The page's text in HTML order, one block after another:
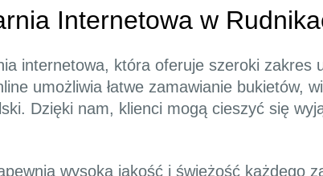
Internetowa w
internetowa, która oferuje szeroki zakres
umożliwia łatwe zamawianie bukietów,
Dzięki nam, klienci mogą cieszyć się
wysoką jakość i świeżość każdego